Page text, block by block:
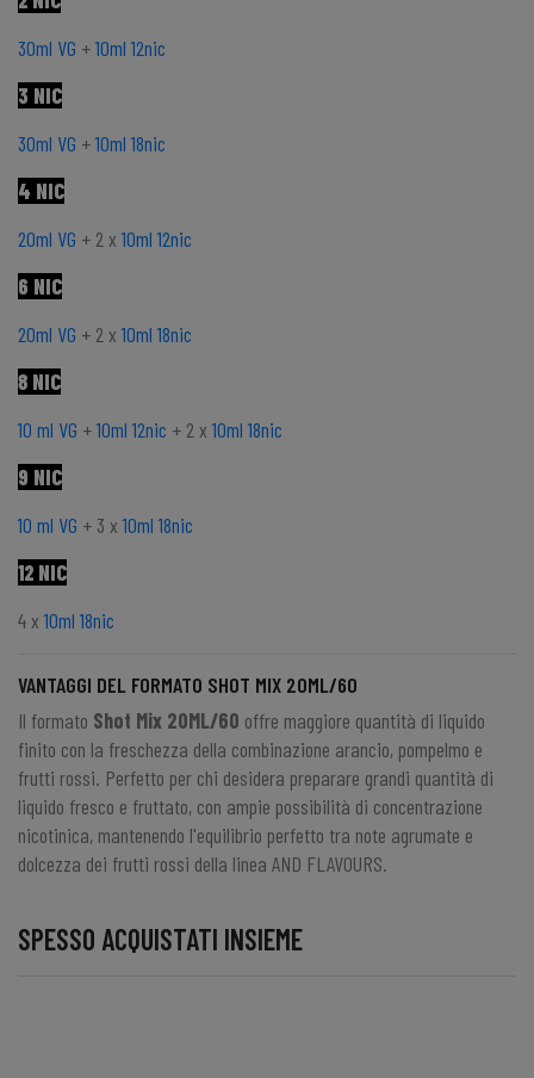
30ml VG +10ml 12nic
3 NIC
30ml VG +10ml 18nic
4 NIC
20ml VG + 2 x10ml 12nic
6 NIC
20ml VG + 2 x10ml 18nic
8 NIC
10 ml VG +10ml 12nic + 2 x10ml 18nic
9 NIC
10 ml VG + 3 x10ml 18nic
12 NIC
4 x10ml 18nic
VANTAGGI DEL FORMATO SHOT MIX 20ML/60
Il formato Shot Mix 20ML/60 offre maggiore quantità di liquido
finito con la freschezza della combinazione arancio, pompelmo e
frutti rossi. Perfetto per chi desidera preparare grandi quantità di
liquido fresco e fruttato, con ampie possibilità di concentrazione
nicotinica, mantenendo l'equilibrio perfetto tra note agrumate e
dolcezza dei frutti rossi della linea AND FLAVOURS.
SPESSO ACQUISTATI INSIEME